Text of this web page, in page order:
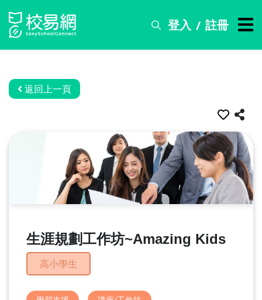
登入 / 註冊
搜
務 返回上一頁
生涯規劃工作坊~Amazing Kids
高小學生